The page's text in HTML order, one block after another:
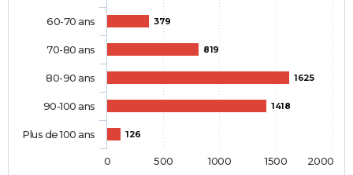
379
819
1625
1418
126
60-70 ans
70-80 ans
80-90 ans
90-100 ans
Plus de 100 ans
0 500 1000 1500 2000